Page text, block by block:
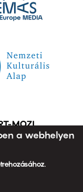
a webhelyen